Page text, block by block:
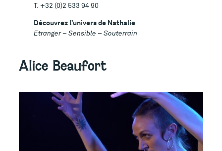
T. +32 (0)2 533 94 90
Découvrez l’univers de Nathalie
Etranger – Sensible – Souterrain
Alice Beaufort